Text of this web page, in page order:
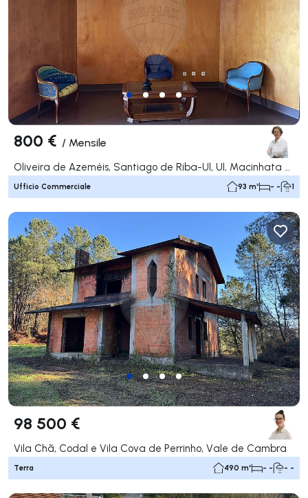
800 € / Mensile
Oliveira de Azeméis, Santiago de Riba-Ul, Ul, Macinhata da Seixa e Madail, Oliveira de Azeméis
Ufficio Commerciale 93 m² - - 1
98 500 €
Vila Chã, Codal e Vila Cova de Perrinho, Vale de Cambra
Terra 490 m² - - - -